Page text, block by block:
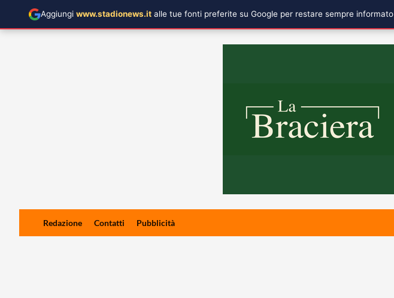
Redazione Contatti Pubblicità
Aggiungi www.stadionews.it alle tue fonti preferite su Google per restare sempre informato